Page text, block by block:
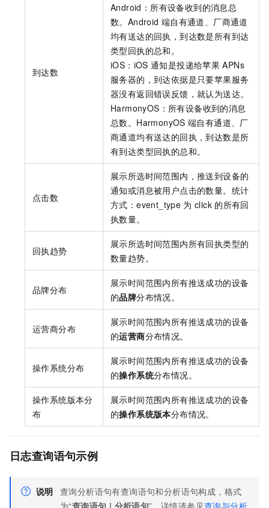
到达数
Android：所有设备收到的消息总
数。Android 端自有通道、厂商通道
均有送达的回执，到达数是所有到达
类型回执的总和。
iOS：iOS 通知是投递给苹果 APNs
服务器的，到达依据是只要苹果服务
器没有返回错误反馈，就认为送达。
HarmonyOS：所有设备收到的消息
总数。HarmonyOS 端自有通道、厂
商通道均有送达的回执，到达数是所
有到达类型回执的总和。
点击数
展示所选时间范围内，推送到设备的
通知或消息被用户点击的数量。统计
方式：event_type 为 click 的所有回
执数量。
回执趋势
展示所选时间范围内所有回执类型的
数量趋势。
品牌分布
展示时间范围内所有推送成功的设备
的品牌分布情况。
运营商分布
展示时间范围内所有推送成功的设备
的运营商分布情况。
操作系统分布
展示时间范围内所有推送成功的设备
的操作系统分布情况。
操作系统版本分
布
展示时间范围内所有推送成功的设备
的操作系统版本分布情况。
日志查询语句示例
说明 查询分析语句有查询语句和分析语句构成，格式
为“查询语句 | 分析语句”，详情请参见查询与分析